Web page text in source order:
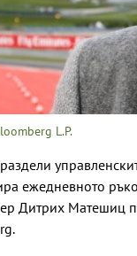
L.P.
ежедневното
Дитрих Матешиц